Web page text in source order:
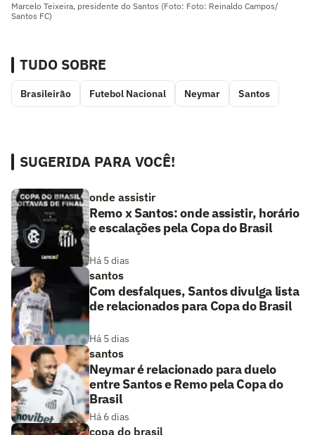
Marcelo Teixeira, presidente do Santos (Foto: Foto: Reinaldo Campos/
Santos FC)
TUDO SOBRE
Brasileirão Futebol Nacional Neymar Santos
SUGERIDA PARA VOCÊ!
onde assistir
Remo x Santos: onde assistir, horário
e escalações pela Copa do Brasil
Há 5 dias
santos
Com desfalques, Santos divulga lista
de relacionados para Copa do Brasil
Há 5 dias
santos
Neymar é relacionado para duelo
entre Santos e Remo pela Copa do
Brasil
Há 6 dias
copa do brasil